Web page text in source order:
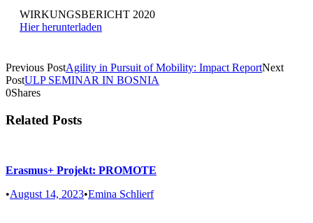
WIRKUNGSBERICHT 2020
Hier herunterladen
Previous PostAgility in Pursuit of Mobility: Impact ReportNext
PostULP SEMINAR IN BOSNIA
0Shares
Related Posts
Erasmus+ Projekt: PROMOTE
•August 14, 2023•Emina Schlierf